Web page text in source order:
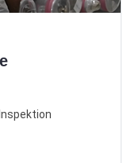
Inspektion